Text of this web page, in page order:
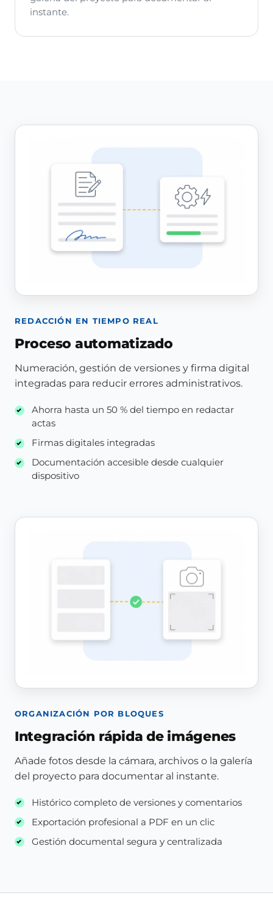
instante.
REDACCIÓN EN TIEMPO REAL
Proceso automatizado
Numeración, gestión de versiones y firma digital
integradas para reducir errores administrativos.
Ahorra hasta un 50 % del tiempo en redactar
actas
Firmas digitales integradas
Documentación accesible desde cualquier
dispositivo
ORGANIZACIÓN POR BLOQUES
Integración rápida de imágenes
Añade fotos desde la cámara, archivos o la galería
del proyecto para documentar al instante.
Histórico completo de versiones y comentarios
Exportación profesional a PDF en un clic
Gestión documental segura y centralizada